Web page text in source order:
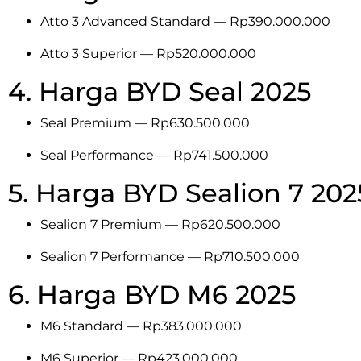
Atto 3 Advanced Standard — Rp390.000.000
Atto 3 Superior — Rp520.000.000
4. Harga BYD Seal 2025
Seal Premium — Rp630.500.000
Seal Performance — Rp741.500.000
5. Harga BYD Sealion 7
Sealion 7 Premium — Rp620.500.000
Sealion 7 Performance — Rp710.500.000
6. Harga BYD M6 2025
M6 Standard — Rp383.000.000